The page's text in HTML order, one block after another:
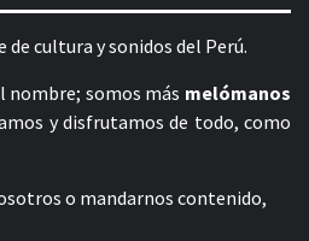
cultura y sonidos del Perú.
nombre; somos más melómanos
y disfrutamos de todo, como
o mandarnos contenido,